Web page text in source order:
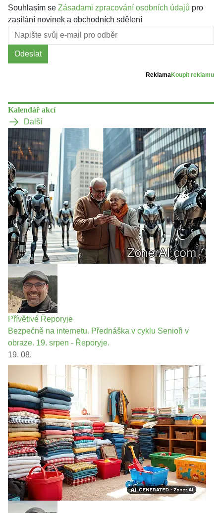
Souhlasím se Zásadami zpracování osobních údajů pro
zasílání novinek a obchodních sdělení
Odeslat
ReklamaKoupit reklamu
Kalendář akcí
Další
Přívětivé Řeporyje
Bezpečně na internetu. Přednáška v cyklu Senioři v
obraze. 19. srpen - Řeporyje.
19. 08.